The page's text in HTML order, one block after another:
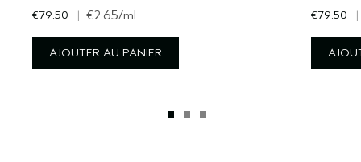
€79.50 | €2.65/ml
AJOUTER AU PANIER
€79.50 |